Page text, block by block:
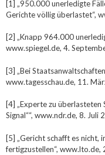
[1] „950.000 unerledigte
Gerichte völlig überlastet“,
[2] „Knapp 964.000
www.spiegel.de, 4.
[3] „Bei
www.tagesschau.de, 11.
[4] „Experte zu
Signal““, www.ndr.de, 8. Juli
[5] „Gericht schafft es nicht,
fertigzustellen“, www.lto.de,